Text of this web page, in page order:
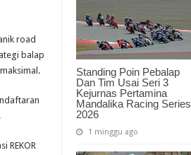
Standing Poin Pebalap
Dan Tim Usai Seri 3
Kejurnas Pertamina
Mandalika Racing Series
2026
1 minggu ago
road
balap
REKOR